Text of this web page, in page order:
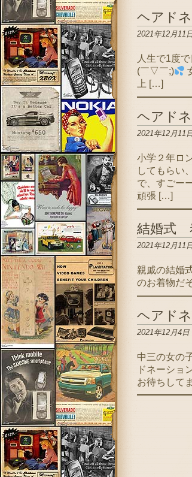
ヘアド
2021年12月11
人生で1度
(￣▽￣;)
上 […]
ヘアド
2021年12月11
小学２年ロ
してもらい
で、すごー
頑張 […]
結婚式
2021年12月11
親戚の結婚
のお着物だ
ヘアド
2021年12月4日
中三の女の
ドネーショ
お待ちして